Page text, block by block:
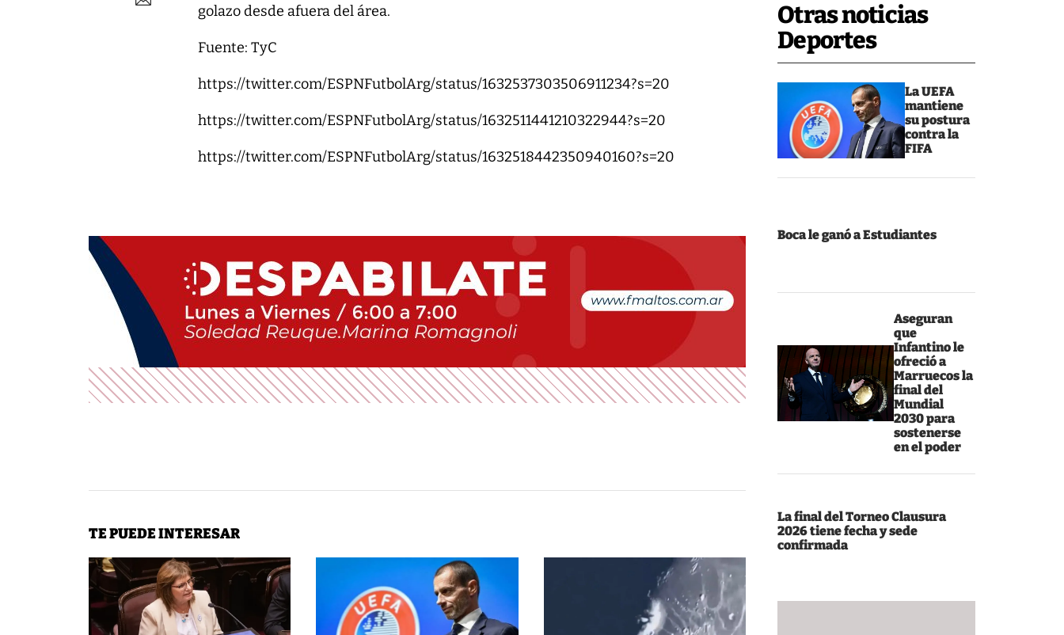
Otras noticias
Deportes
La UEFA
mantiene
su postura
contra la
FIFA
Boca le ganó a Estudiantes
Aseguran
que
Infantino le
ofreció a
Marruecos la
final del
Mundial
2030 para
sostenerse
en el poder
La final del Torneo Clausura
2026 tiene fecha y sede
confirmada
golazo desde afuera del área.
Fuente: TyC
https://twitter.com/ESPNFutbolArg/status/1632537303506911234?s=20
https://twitter.com/ESPNFutbolArg/status/1632511441210322944?s=20
https://twitter.com/ESPNFutbolArg/status/1632518442350940160?s=20
TE PUEDE INTERESAR